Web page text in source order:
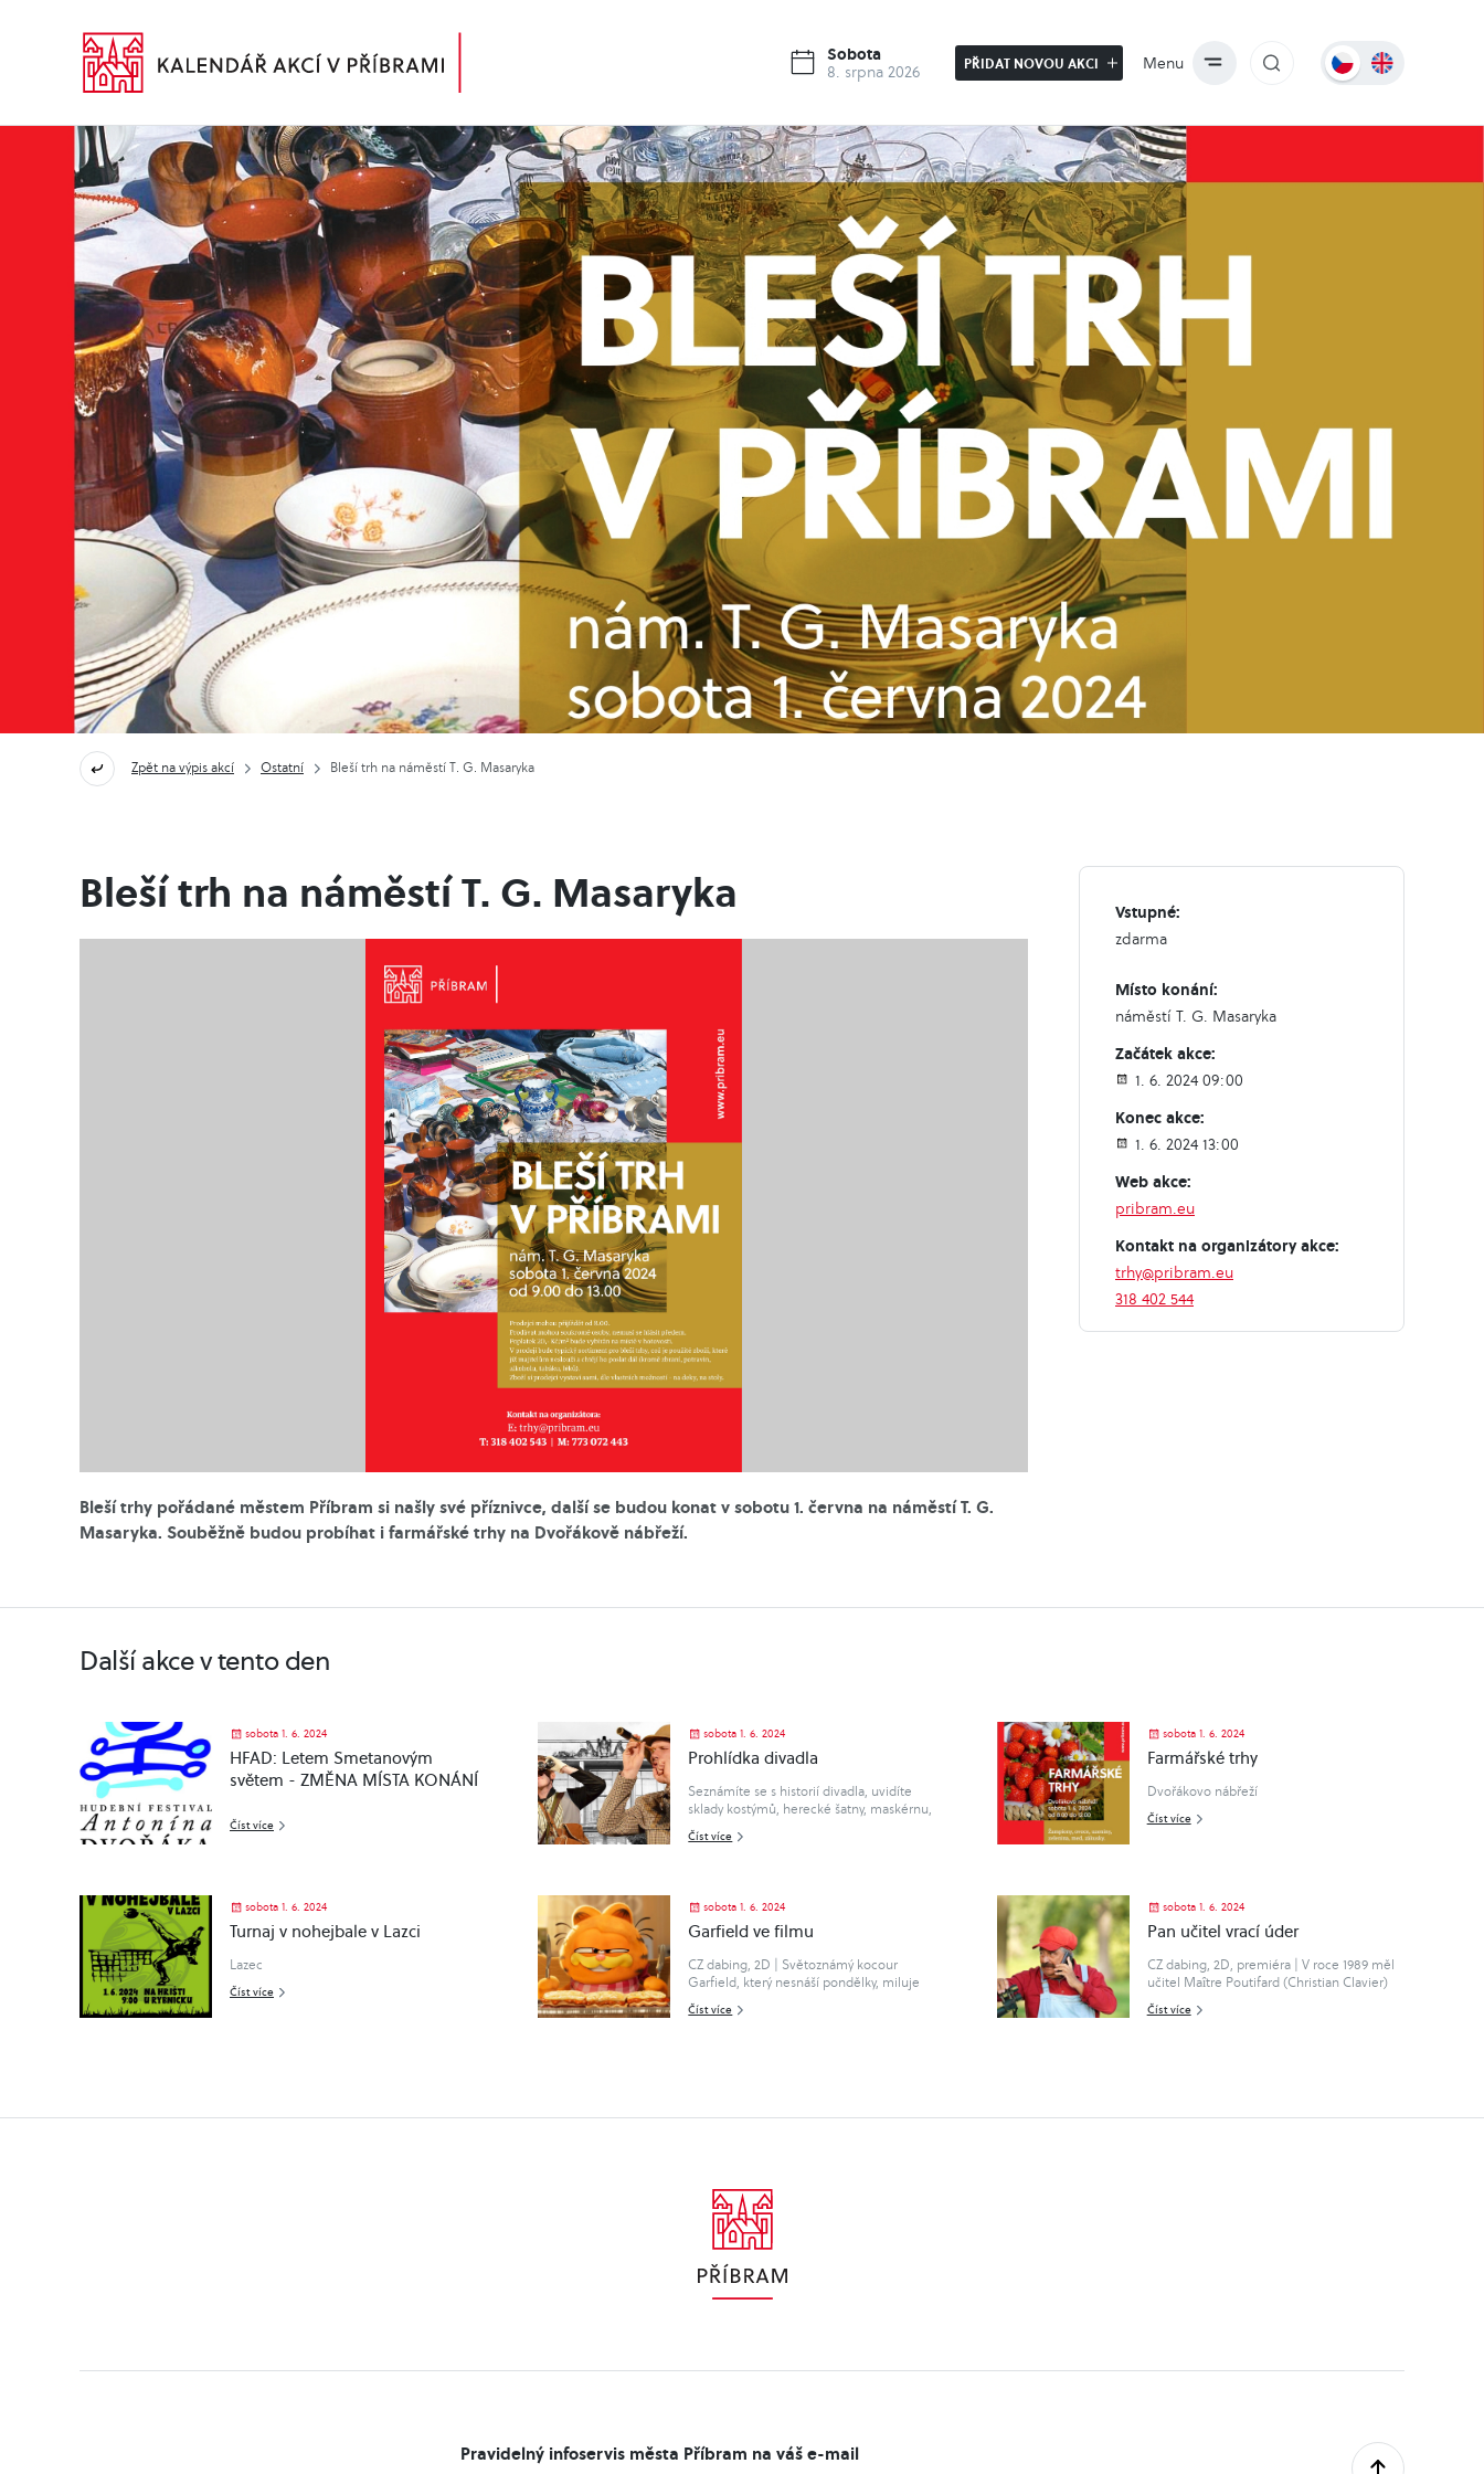
Sobota
8. srpna 2026 PŘIDAT NOVOU AKCI Menu
Zpět na výpis akcí Ostatní Bleší trh na náměstí T. G. Masaryka
Bleší trh na náměstí T. G. Masaryka
Bleší trhy pořádané městem Příbram si našly své příznivce, další se budou konat v sobotu 1. června na náměstí T. G.
Masaryka. Souběžně budou probíhat i farmářské trhy na Dvořákově nábřeží.
Vstupné:
zdarma
Místo konání:
náměstí T. G. Masaryka
Začátek akce:
1. 6. 2024 09:00
Konec akce:
1. 6. 2024 13:00
Web akce:
pribram.eu
Kontakt na organizátory akce:
trhy@pribram.eu
318 402 544
Další akce v tento den
sobota 1. 6. 2024
HFAD: Letem Smetanovým
světem - ZMĚNA MÍSTA KONÁNÍ
Číst více
sobota 1. 6. 2024
Prohlídka divadla
Seznámíte se s historií divadla, uvidíte
sklady kostýmů, herecké šatny, maskérnu,
projdete se po prknech, co znamenají svět
… Prohlídka je určena pro všechny zájemce
Číst více
sobota 1. 6. 2024
Farmářské trhy
Dvořákovo nábřeží
Číst více
sobota 1. 6. 2024
Turnaj v nohejbale v Lazci
Lazec
Číst více
sobota 1. 6. 2024
Garfield ve filmu
CZ dabing, 2D | Světoznámý kocour
Garfield, který nesnáší pondělky, miluje
lasagne a nejraději by prospal život uvnitř v
pohodlí, se vydá ven do nepohody na
Číst více
sobota 1. 6. 2024
Pan učitel vrací úder
CZ dabing, 2D, premiéra | V roce 1989 měl
učitel Maître Poutifard (Christian Clavier)
ve své třídě i žáky, kteří šikanovali. Ještě jim
ani nezačala puberta a už je ovládlo zlo –
Číst více
Pravidelný infoservis města Příbram na váš e-mail